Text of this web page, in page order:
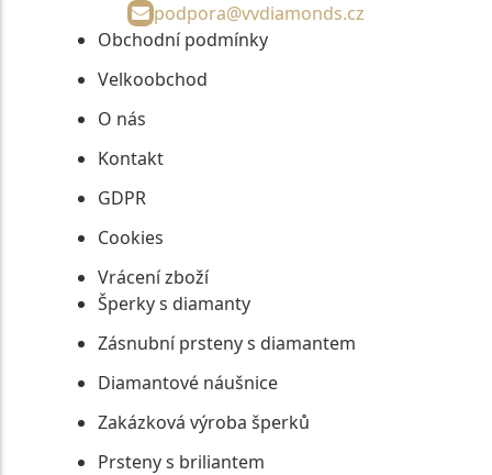
podpora@vvdiamonds.cz
Obchodní podmínky
Velkoobchod
O nás
Kontakt
GDPR
Cookies
Vrácení zboží
Šperky s diamanty
Zásnubní prsteny s diamantem
Diamantové náušnice
Zakázková výroba šperků
Prsteny s briliantem